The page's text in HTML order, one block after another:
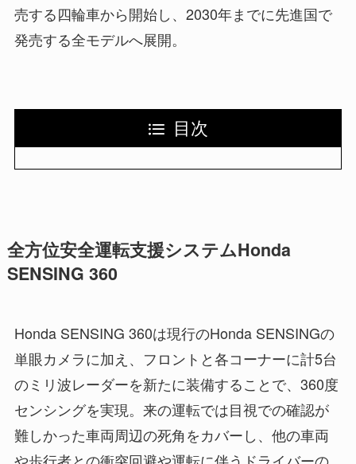
売する四輪車から開始し、2030年までに先進国で
発売する全モデルへ展開。
目次
全方位安全運転支援システムHonda
SENSING 360
Honda SENSING 360は現行のHonda SENSINGの
単眼カメラに加え、フロントと各コーナーに計5台
のミリ波レーダーを新たに装備することで、360度
センシングを実現。来の運転では目視での確認が
難しかった車両周辺の死角をカバーし、他の車両